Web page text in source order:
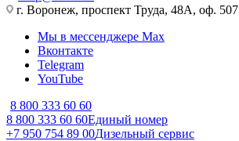
г. Воронеж, проспект Труда, 48А, оф. 507
Мы в мессенджере Max
Вконтакте
Telegram
YouTube
8 800 333 60 60
8 800 333 60 60Единый номер
+7 950 754 89 00Дизельный сервис